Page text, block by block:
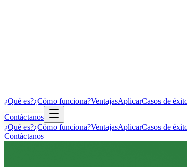
¿Qué es?¿Cómo funciona?VentajasAplicarCasos de
Contáctanos
¿Qué es?¿Cómo funciona?VentajasAplicarCasos de
Contáctanos